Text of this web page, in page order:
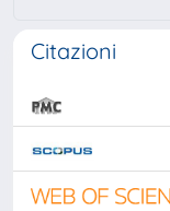
Citazioni